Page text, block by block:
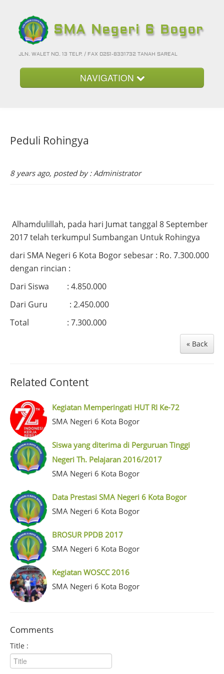
SMA Negeri 6 Bogor
JLN. WALET NO. 13 TELP. / FAX 0251-8331732 TANAH SAREAL
NAVIGATION
Album Foto
Hubungi Kami
Peduli Rohingya
8 years ago, posted by : Administrator
Alhamdulillah, pada hari Jumat tanggal 8 September
2017 telah terkumpul Sumbangan Untuk Rohingya
dari SMA Negeri 6 Kota Bogor sebesar : Ro. 7.300.000
dengan rincian :
Dari Siswa : 4.850.000
Dari Guru : 2.450.000
Total : 7.300.000
« Back
Related Content
Kegiatan Memperingati HUT RI Ke-72
SMA Negeri 6 Kota Bogor
Siswa yang diterima di Perguruan Tinggi
Negeri Th. Pelajaran 2016/2017
SMA Negeri 6 Kota Bogor
Data Prestasi SMA Negeri 6 Kota Bogor
SMA Negeri 6 Kota Bogor
BROSUR PPDB 2017
SMA Negeri 6 Kota Bogor
Kegiatan WOSCC 2016
SMA Negeri 6 Kota Bogor
Comments
Title :